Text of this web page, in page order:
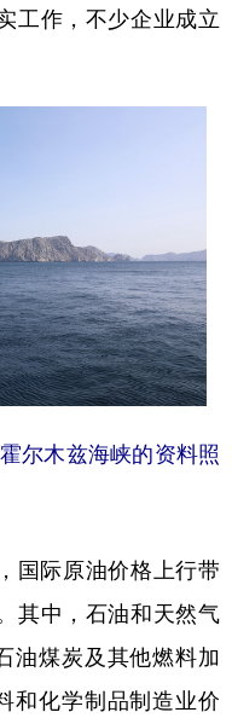
工作，不少企业成立
尔木兹海峡的资料照
际原油价格上行带
其中，石油和天然气
油煤炭及其他燃料加
和化学制品制造业价